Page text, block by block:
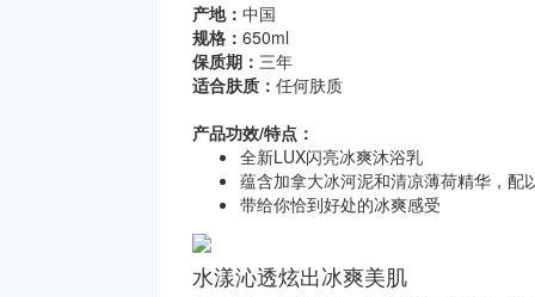
产地： 中国
规格： 650ml
保质期： 三年
适合肤质： 任何肤质
产品功效/特点：
全新LUX闪亮冰爽沐浴乳
蕴含加拿大冰河泥和清凉薄荷精华，配
带给你恰到好处的冰爽感受
水漾沁透炫出冰爽美肌